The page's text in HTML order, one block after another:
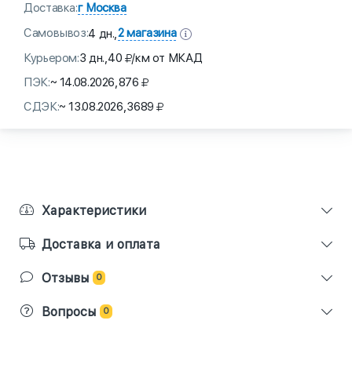
Доставка:г Москва
Самовывоз:4 дн., 2 магазина
Курьером:3 дн.,40 /км от МКАД
ПЭК:~ 14.08.2026,876
СДЭК:~ 13.08.2026,3689
Характеристики
Доставка и оплата
Отзывы 0
Вопросы 0